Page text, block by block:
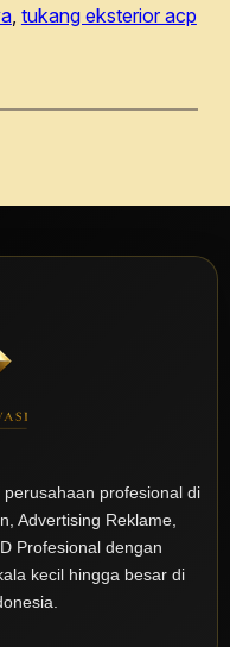
, tukang eksterior acp
profesional di
Advertising Reklame,
Profesional dengan
kecil hingga besar di